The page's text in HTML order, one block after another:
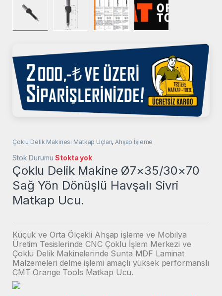
Çoklu Delik Makinesi Matkap Uçları, Ahşap İşleme
Çoklu Delik Makine Ø7×35/30×70
Sağ Yön Dönüşlü Havşalı Sivri
Matkap Ucu.
Stok DurumuStokta yok
Küçük ve Orta Ölçekli Ahşap işleme ve Mobilya
Üretim Tesislerinde CNC Çoklu İşlem Merkezi ve
Çoklu Delik Makinelerinde Sunta MDF Laminat
Malzemeleri delme işlemi amaçlı yüksek performanslı
CMT Orange Tools Matkap Ucu.